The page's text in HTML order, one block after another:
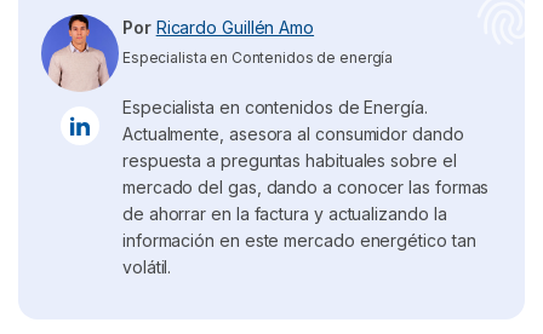
Por Ricardo Guillén Amo
Especialista en Contenidos de energía
Especialista en contenidos de Energía.
Actualmente, asesora al consumidor dando
respuesta a preguntas habituales sobre el
mercado del gas, dando a conocer las formas
de ahorrar en la factura y actualizando la
información en este mercado energético tan
volátil.